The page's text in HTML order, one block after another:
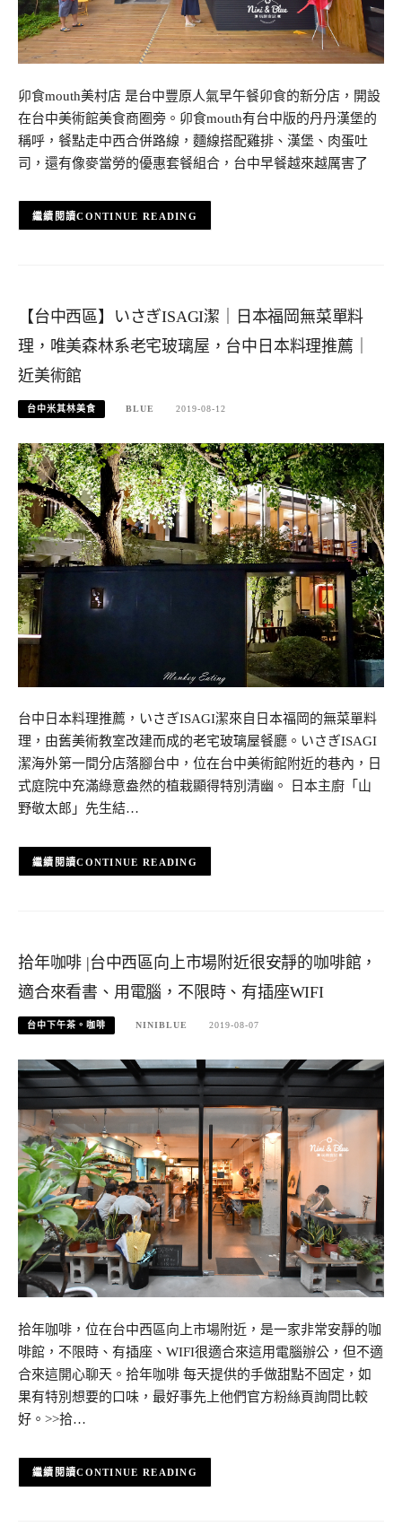
卯食mouth美村店 是台中豐原人氣早午餐卯食的新分店，開設
在台中美術館美食商圈旁。卯食mouth有台中版的丹丹漢堡的
稱呼，餐點走中西合併路線，麵線搭配雞排、漢堡、肉蛋吐
司，還有像麥當勞的優惠套餐組合，台中早餐越來越厲害了
CONTINUE READING
【台中西區】いさぎISAGI潔｜日本福岡無菜單料
理，唯美森林系老宅玻璃屋，台中日本料理推薦｜
近美術館
台中米其林美食 BLUE 2019-08-12
台中日本料理推薦，いさぎISAGI潔來自日本福岡的無菜單料
理，由舊美術教室改建而成的老宅玻璃屋餐廳。いさぎISAGI
潔海外第一間分店落腳台中，位在台中美術館附近的巷內，日
式庭院中充滿綠意盎然的植栽顯得特別清幽。 日本主廚「山
野敬太郎」先生結…
CONTINUE READING
拾年咖啡 |台中西區向上市場附近很安靜的咖啡館，
適合來看書、用電腦，不限時、有插座WIFI
台中下午茶。咖啡 NINIBLUE 2019-08-07
拾年咖啡，位在台中西區向上市場附近，是一家非常安靜的咖
啡館，不限時、有插座、WIFI很適合來這用電腦辦公，但不適
合來這開心聊天。拾年咖啡 每天提供的手做甜點不固定，如
果有特別想要的口味，最好事先上他們官方粉絲頁詢問比較
好。>>拾…
CONTINUE READING